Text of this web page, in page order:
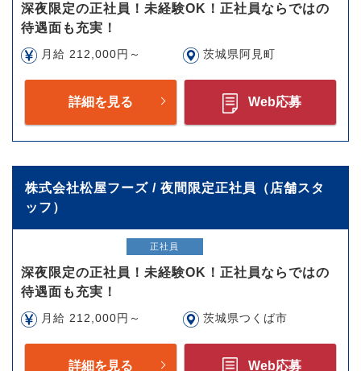
深夜限定の正社員！未経験OK！正社員ならではの
待遇面も充実！
月給 212,000円～ 茨城県阿見町
詳細を見る Web応募
株式会社松屋フーズ / 夜間限定正社員（店舗スタ
ッフ）
正社員
深夜限定の正社員！未経験OK！正社員ならではの
待遇面も充実！
月給 212,000円～ 茨城県つくば市
詳細を見る Web応募